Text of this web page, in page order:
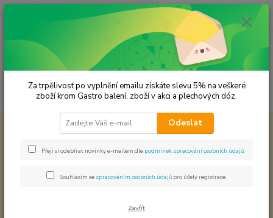
Menu
Hledat
ks
za 0,00 Kč
Souhlas se zpracováním osobních údajů pro účely zobrazování
marketingových nabídek
Souhlas se zpracováním osobních
údajů pro účely zobrazování
marketingových nabídek
Za trpělivost po vyplnění emailu získáte slevu 5% na veškeré
zboží krom Gastro balení, zboží v akci a plechových dóz.
Odeslat
Přeji si odebírat novinky e-mailem dle podmínek zpracování osobních údajů
Souhlasím se zpracováním osobních údajů pro účely registrace.
Zavřít